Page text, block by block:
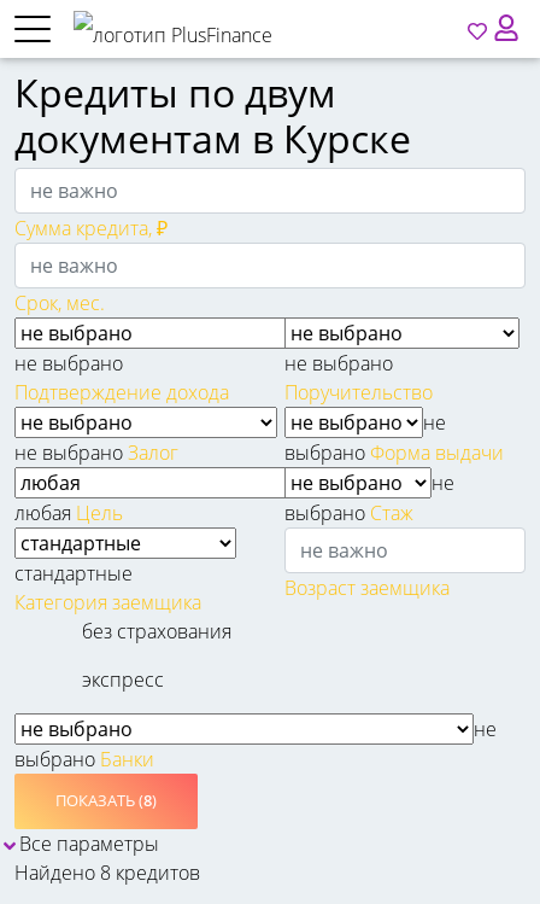
Кредиты по двум
документам в Курске
Сумма кредита, ₽
Срок, мес.
не выбрано
Подтверждение дохода
не выбрано
Поручительство
не выбраноЗалог
не
выбрано Форма выдачи
любая Цель
не
выбрано Стаж
стандартные
Категория заемщика
Возраст заемщика
без страхования
экспресс
не
выбрано Банки
ПОКАЗАТЬ (8)
Все параметры
Найдено 8 кредитов